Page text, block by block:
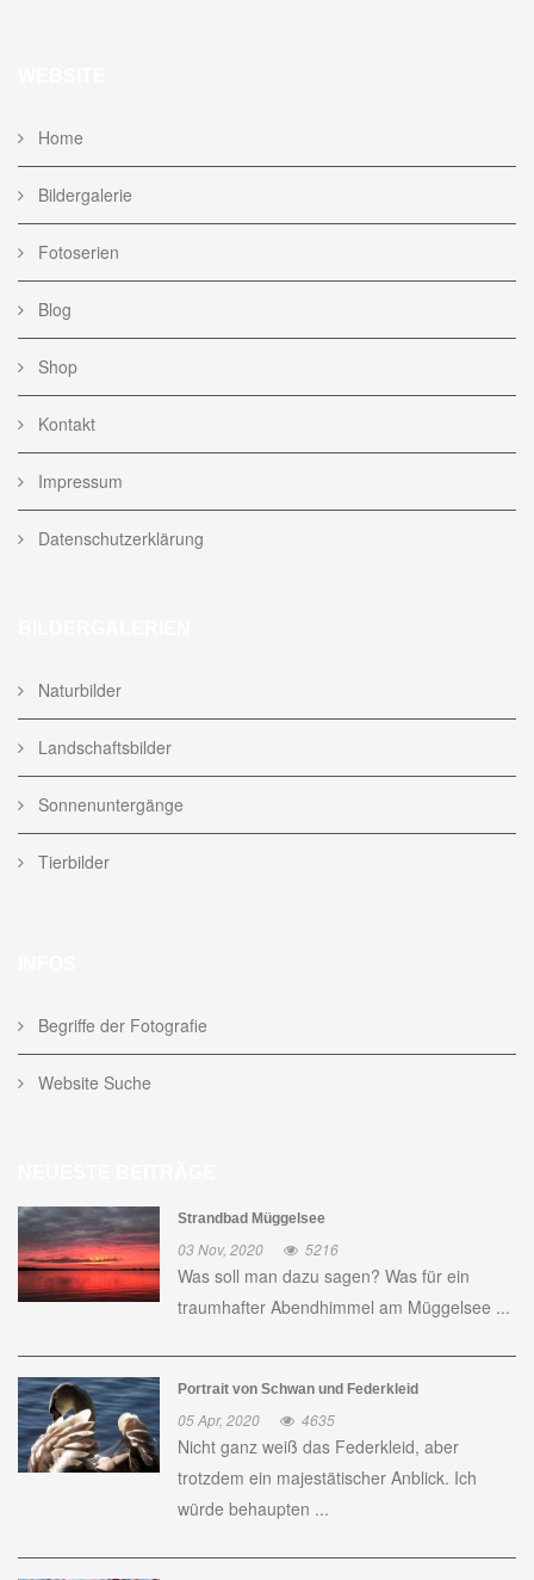
Home
Bildergalerie
Fotoserien
Blog
Shop
Kontakt
Impressum
Datenschutzerklärung
Naturbilder
Landschaftsbilder
Sonnenuntergänge
Tierbilder
Begriffe der Fotografie
Website Suche
Strandbad Müggelsee
03 Nov, 2020 5216
Was soll man dazu sagen? Was für ein
traumhafter Abendhimmel am Müggelsee ...
Portrait von Schwan und Federkleid
05 Apr, 2020 4635
Nicht ganz weiß das Federkleid, aber
trotzdem ein majestätischer Anblick. Ich
würde behaupten ...